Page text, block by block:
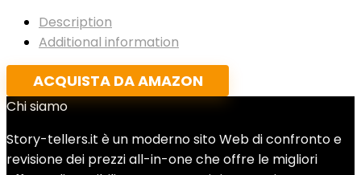
Description
Additional information
ACQUISTA DA AMAZON
Chi siamo
Story-tellers.it è un moderno sito Web di confronto e
revisione dei prezzi all-in-one che offre le migliori